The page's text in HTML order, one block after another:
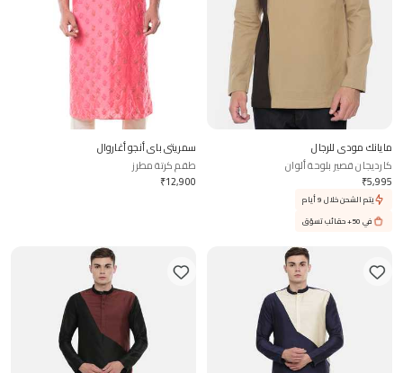
مايانك مودي للرجال
كارديجان قصير بلوحة ألوان
₹5,995
يتم الشحن خلال 9 أيام
في 50+ حقائب تسوّق
سمريتي باي أنجو أغاروال
طقم كرتة مطرز
₹12,900